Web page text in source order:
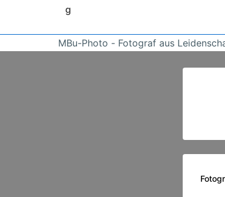
MBu-Photo - Fotograf aus